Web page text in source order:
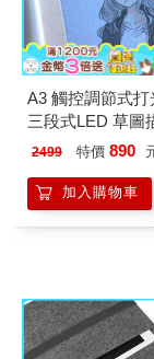
A3 觸控調節式打
三段式LED 草圖
臨摹
2499 特價 890
加入購物車